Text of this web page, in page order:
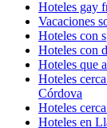
Hoteles gay
Vacaciones
Hoteles con
Hoteles con
Hoteles que
Hoteles
Córdova
Hoteles
Hoteles en